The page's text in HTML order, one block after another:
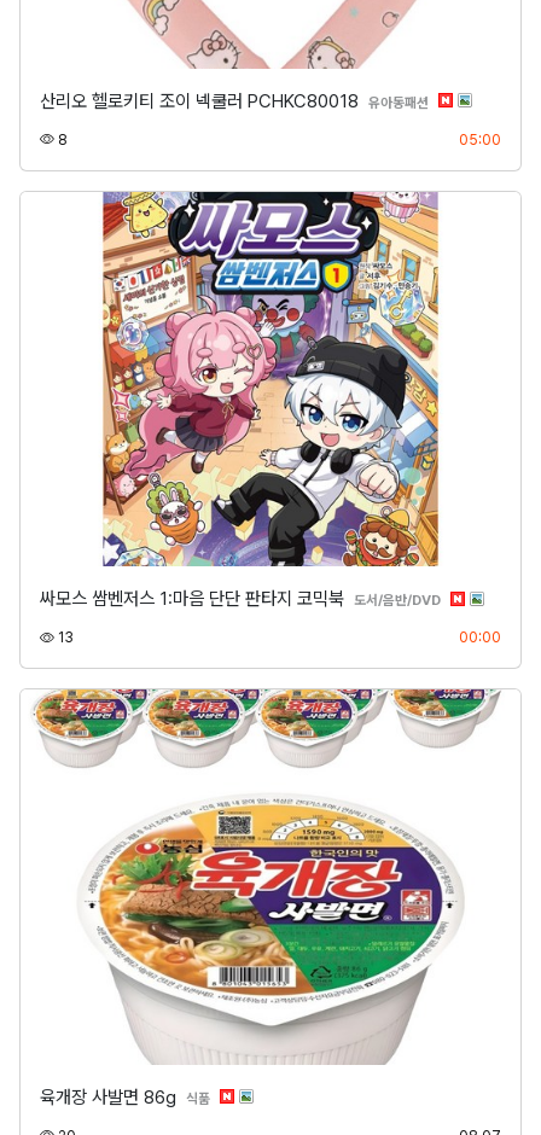
산리오 헬로키티 조이 넥쿨러 PCHKC80018 유아동패션 분류
8 05:00
싸모스 쌈벤저스 1:마음 단단 판타지 코믹북 도서/음반/DVD분류
13 00:00
육개장 사발면 86g 식품분류